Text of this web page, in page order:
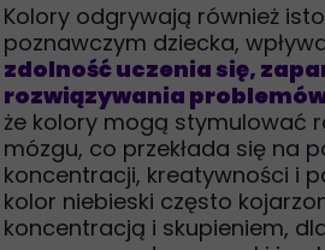
Kolory odgrywają również
poznawczym dziecka,
zdolność uczenia się,
rozwiązywania
że kolory mogą stymulować
mózgu, co przekłada się na
koncentracji, kreatywności i
kolor niebieski często
koncentracją i skupieniem,